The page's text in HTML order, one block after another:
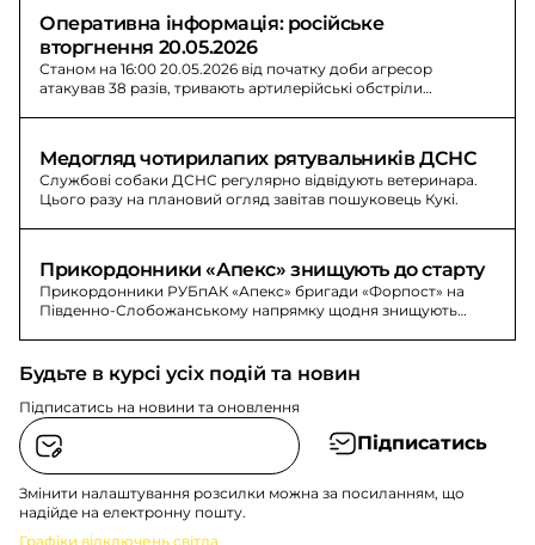
Оперативна інформація: російське
вторгнення 20.05.2026
Станом на 16:00 20.05.2026 від початку доби агресор
атакував 38 разів, тривають артилерійські обстріли
Медогляд чотирилапих рятувальників ДСНС
Службові собаки ДСНС регулярно відвідують ветеринара.
Цього разу на плановий огляд завітав пошуковець Кукі.
Прикордонники «Апекс» знищують до старту
Прикордонники РУБпАК «Апекс» бригади «Форпост» на
Південно-Слобожанському напрямку щодня знищують
Будьте в курсі усіх подій та новин
Підписатись на новини та оновлення
Підписатись
Змінити налаштування розсилки можна за посиланням, що
надійде на електронну пошту.
Графіки відключень світла